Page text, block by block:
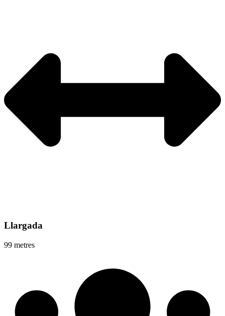
Llargada
99 metres